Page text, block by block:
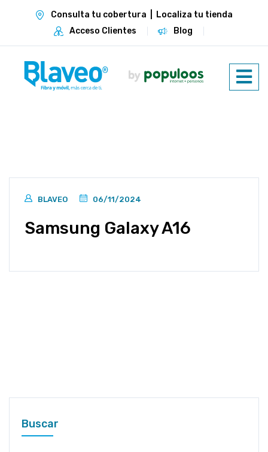
Consulta tu cobertura
Localiza tu tienda
Acceso Clientes
Blog
BLAVEO 06/11/2024
Samsung Galaxy A16
Buscar